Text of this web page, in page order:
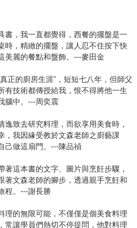
書，我一直都覺得，西餐的擺盤是一
時，精緻的擺盤，讓人忍不住按下快
美麗的餐點和盤飾。---麥田金
正的廚房生涯"，短短七八年，但師父
有技術都傳授給我，恨不得將他一生
腦中。---周奕震
逸致去研究料理，而欲享用美食時，
，我因緣受教於文森老師之廚藝課
己做這扇門。---陳品禎
著這本書的文字、圖片與烹飪步驟，
著文森老師的腳步，透過親手烹飪和
程。---謝長勝
理的無限可能，不僅僅是個美食料理
常讓學員們熱切不停提問，他對料理